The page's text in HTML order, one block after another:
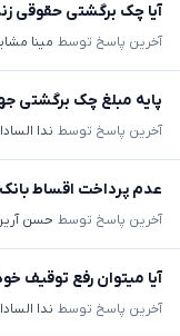
آیا چک برگشتی حقوقی
آخرین پاسخ توسط مینا
پایه مبلغ چک برگشتی
آخرین پاسخ توسط ندا
عدم پرداخت اقساط
آخرین پاسخ توسط حسن
آیا میتوان رفع توقیف
آخرین پاسخ توسط ندا